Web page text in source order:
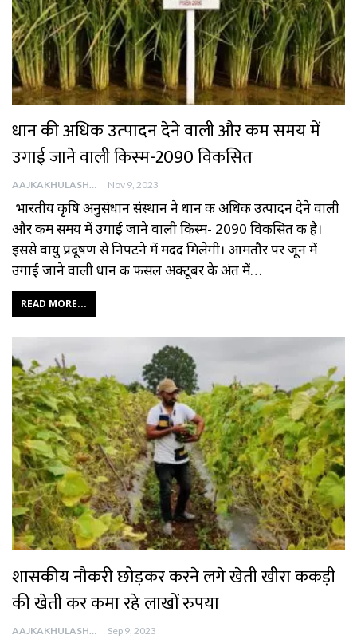
धान की अधिक उत्‍पादन देने वाली और कम समय में
उगाई जाने वाली किस्‍म-2090 विकसित
AAJKAKHULASHA Nov 9, 2023
भारतीय कृषि अनुसंधान संस्‍थान ने धान की अधिक उत्‍पादन देने वाली
और कम समय में उगाई जाने वाली किस्‍म- 2090 विकसित की है।
इससे वायु प्रदूषण से निपटने में मदद मिलेगी। आमतौर पर जून में
उगाई जाने वाली धान की फसल अक्‍टूबर के अंत में…
READ MORE...
शासकीय नौकरी छोड़कर करने लगे खेती खीरा ककड़ी
की खेती कर कमा रहे लाखों रुपया
AAJKAKHULASHA Sep 9, 2023